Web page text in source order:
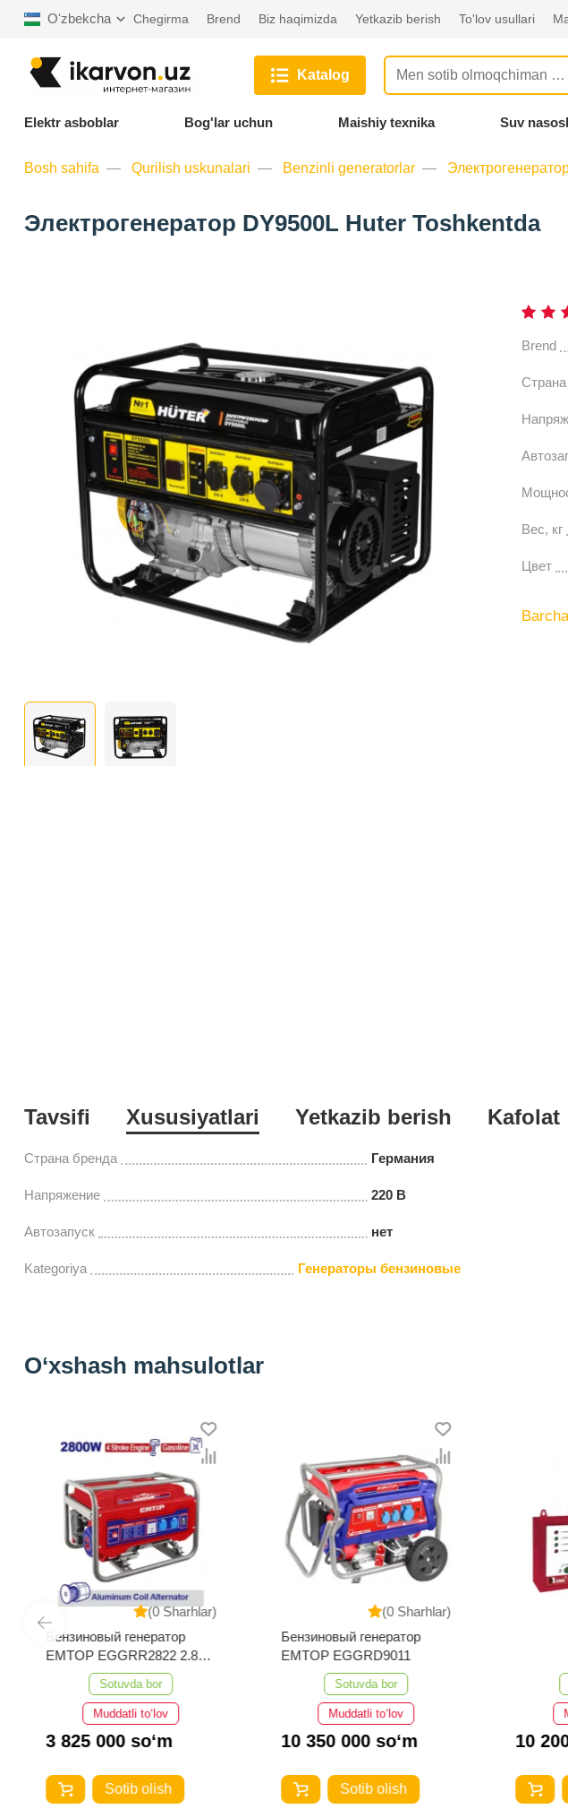
Oʻzbekcha Chegirma Brend Biz haqimizda Yetkazib berish To'lov usullari
Katalog
Elektr asboblar Bog'lar uchun Maishiy texnika Suv
Bosh sahifa Qurilish uskunalari Benzinli generatorlar
Электрогенератор DY9500L Huter Toshkentda
Brend
Вес, кг
Цвет
Tavsifi Xususiyatlari Yetkazib berish Kafolat
Страна бренда Германия
Напряжение 220 В
Автозапуск нет
Kategoriya Генераторы бензиновые
O‘xshash mahsulotlar
(0 Sharhlar)
Бензиновый генератор
EMTOP EGGRR2822 2.8
Sotuvda bor
Muddatli to‘lov
3 825 000 so‘m
Sotib olish
(0 Sharhlar)
Бензиновый генератор
EMTOP EGGRD9011
Sotuvda bor
Muddatli to‘lov
10 350 000 so‘m
Sotib olish
10